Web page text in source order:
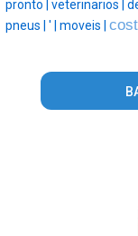
pronto | veterinarios |
pneus | ' | moveis |